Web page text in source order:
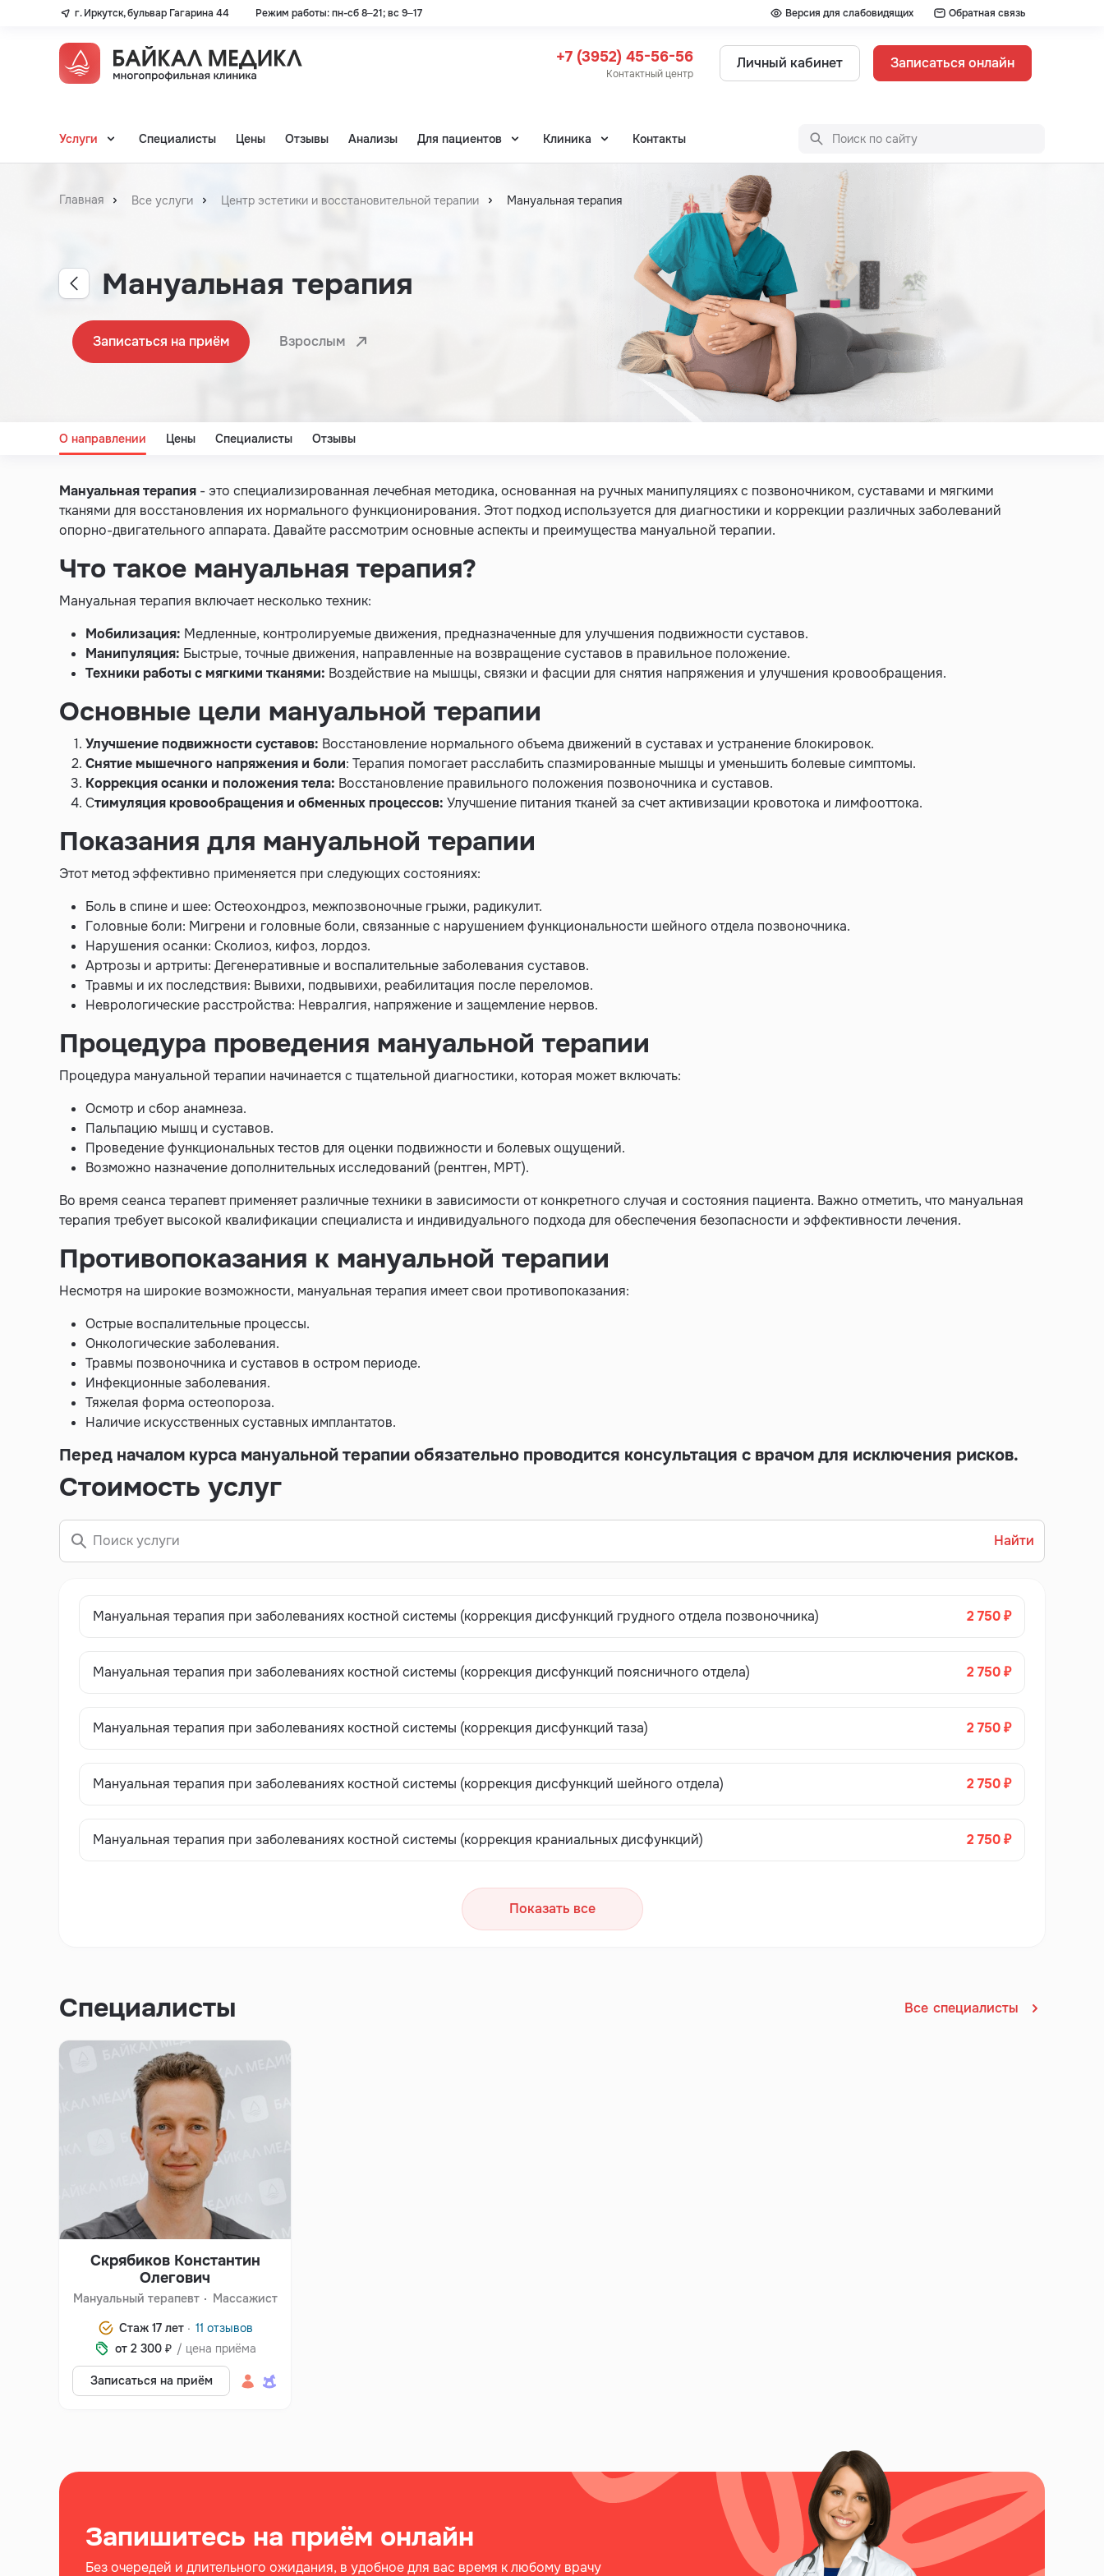
г. Иркутск, бульвар Гагарина 44 Режим работы: пн-сб 8–21; вс 9–17 Версия для слабовидящих Обратная связь
+7 (3952) 45-56-56
Контактный центр
Личный кабинет Записаться онлайн
Услуги Специалисты Цены Отзывы Анализы Для пациентов Клиника Контакты
Главная Все услуги Центр эстетики и восстановительной терапии Мануальная терапия
Мануальная терапия
Записаться на приём Взрослым
О направлении Цены Специалисты Отзывы
Мануальная терапия - это специализированная лечебная методика, основанная на ручных манипуляциях с позвоночником, суставами и мягкими
тканями для восстановления их нормального функционирования. Этот подход используется для диагностики и коррекции различных заболеваний
опорно-двигательного аппарата. Давайте рассмотрим основные аспекты и преимущества мануальной терапии.
Что такое мануальная терапия?
Мануальная терапия включает несколько техник:
Мобилизация: Медленные, контролируемые движения, предназначенные для улучшения подвижности суставов.
Манипуляция: Быстрые, точные движения, направленные на возвращение суставов в правильное положение.
Техники работы с мягкими тканями: Воздействие на мышцы, связки и фасции для снятия напряжения и улучшения кровообращения.
Основные цели мануальной терапии
Улучшение подвижности суставов: Восстановление нормального объема движений в суставах и устранение блокировок.
Снятие мышечного напряжения и боли: Терапия помогает расслабить спазмированные мышцы и уменьшить болевые симптомы.
Коррекция осанки и положения тела: Восстановление правильного положения позвоночника и суставов.
Стимуляция кровообращения и обменных процессов: Улучшение питания тканей за счет активизации кровотока и лимфооттока.
Показания для мануальной терапии
Этот метод эффективно применяется при следующих состояниях:
Боль в спине и шее: Остеохондроз, межпозвоночные грыжи, радикулит.
Головные боли: Мигрени и головные боли, связанные с нарушением функциональности шейного отдела позвоночника.
Нарушения осанки: Сколиоз, кифоз, лордоз.
Артрозы и артриты: Дегенеративные и воспалительные заболевания суставов.
Травмы и их последствия: Вывихи, подвывихи, реабилитация после переломов.
Неврологические расстройства: Невралгия, напряжение и защемление нервов.
Процедура проведения мануальной терапии
Процедура мануальной терапии начинается с тщательной диагностики, которая может включать:
Осмотр и сбор анамнеза.
Пальпацию мышц и суставов.
Проведение функциональных тестов для оценки подвижности и болевых ощущений.
Возможно назначение дополнительных исследований (рентген, МРТ).
Во время сеанса терапевт применяет различные техники в зависимости от конкретного случая и состояния пациента. Важно отметить, что мануальная
терапия требует высокой квалификации специалиста и индивидуального подхода для обеспечения безопасности и эффективности лечения.
Противопоказания к мануальной терапии
Несмотря на широкие возможности, мануальная терапия имеет свои противопоказания:
Острые воспалительные процессы.
Онкологические заболевания.
Травмы позвоночника и суставов в остром периоде.
Инфекционные заболевания.
Тяжелая форма остеопороза.
Наличие искусственных суставных имплантатов.
Перед началом курса мануальной терапии обязательно проводится консультация с врачом для исключения рисков.
Стоимость услуг
Найти
Мануальная терапия при заболеваниях костной системы (коррекция дисфункций грудного отдела позвоночника) 2 750 ₽
Мануальная терапия при заболеваниях костной системы (коррекция дисфункций поясничного отдела) 2 750 ₽
Мануальная терапия при заболеваниях костной системы (коррекция дисфункций таза) 2 750 ₽
Мануальная терапия при заболеваниях костной системы (коррекция дисфункций шейного отдела) 2 750 ₽
Мануальная терапия при заболеваниях костной системы (коррекция краниальных дисфункций) 2 750 ₽
Показать все
Специалисты Все специалисты
Скрябиков Константин
Олегович
Мануальный терапевт
Массажист
Стаж 17 лет · 11 отзывов
от 2 300 ₽ / цена приёма
Записаться на приём
Запишитесь на приём онлайн
Без очередей и длительного ожидания, в удобное для вас время к любому врачу